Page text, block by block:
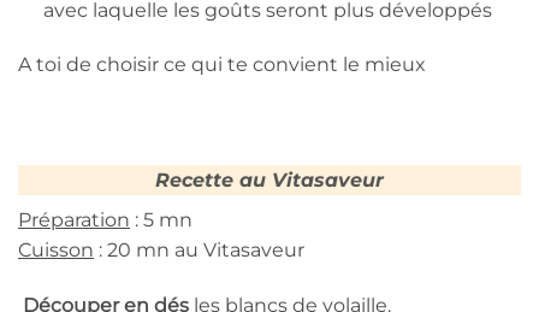
avec laquelle les goûts seront plus développés
A toi de choisir ce qui te convient le mieux
Recette au Vitasaveur
Préparation : 5 mn
Cuisson : 20 mn au Vitasaveur
Découper en dés les blancs de volaille.